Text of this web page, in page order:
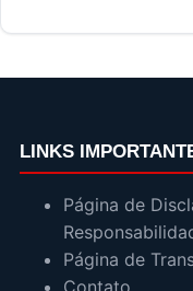
LINKS
Página de
Página de